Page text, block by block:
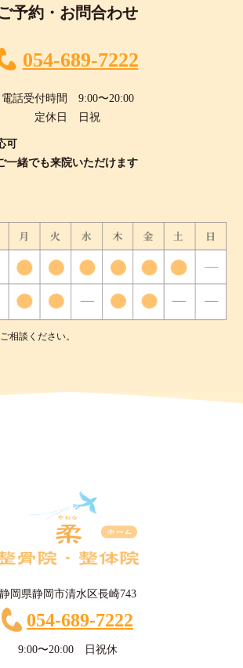
予約・お問合わせ
054-689-7222
電話受付時間 9:00〜20:00
定休日 日祝
可
一緒でも来院いただけます
相談ください。
静岡県静岡市清水区長崎743
054-689-7222
9:00〜20:00 日祝休